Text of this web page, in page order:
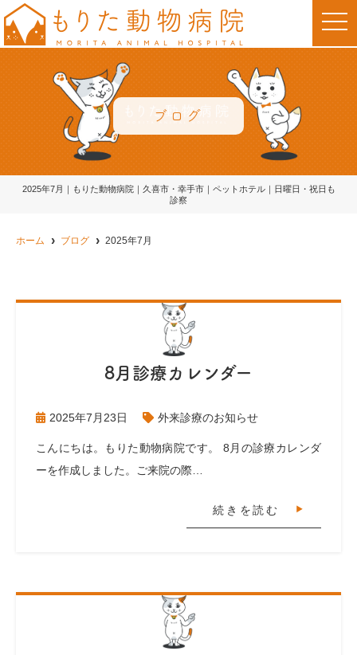
ブログ
2025年7月｜もりた動物病院｜久喜市・幸手市｜ペットホテル｜日曜日・祝日も
診察
t
o
i
ホーム ブログ 2025年7月
8月診療カレンダー
2025年7月23日 外来診療のお知らせ
こんにちは。もりた動物病院です。 8月の診療カレンダ
ーを作成しました。ご来院の際…
続きを読む